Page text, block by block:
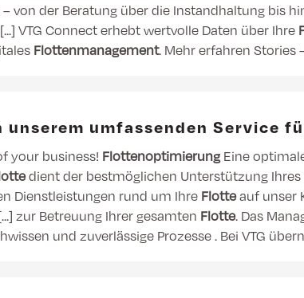
von der Beratung über die Instandhaltung bis
VTG Connect erhebt wertvolle Daten über Ihre
Flottenmanagement. Mehr erfahren Stories
umfassenden Service
your business! Flottenoptimierung Eine
dient der bestmöglichen Unterstützung Ihres
Dienstleistungen rund um Ihre Flotteauf unser
zur Betreuung Ihrer gesamten Flotte. Das
und zuverlässige Prozesse . Bei VTG